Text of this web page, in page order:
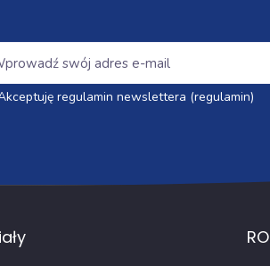
regulamin newslettera (regulamin)